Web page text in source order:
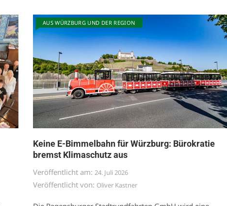
AUS WÜRZBURG UND DER REGION
Keine E-Bimmelbahn für Würzburg: Bürokratie
bremst Klimaschutz aus
Veröffentlicht am: 24. Juli 2026
Veröffentlicht von: Oliver Kastner